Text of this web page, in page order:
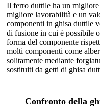
Il ferro duttile ha un migliore
migliore lavorabilità e un
componenti in ghisa duttile
di fusione in cui è possibile
forma del componente
molti componenti come
solitamente mediante
sostituiti da getti di ghisa
Confronto della